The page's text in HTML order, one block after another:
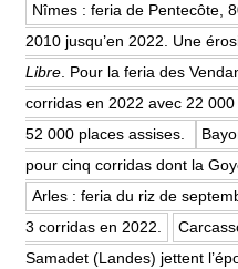
Nîmes : feria de Pentecôte,
2010 jusqu’en 2022. Une
Libre. Pour la feria des
corridas en 2022 avec 22
52 000 places assises.
pour cinq corridas dont la
Arles : feria du riz de
3 corridas en 2022.
Samadet (Landes) jettent